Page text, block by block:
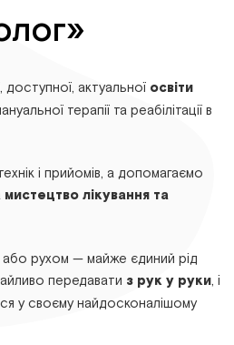
актуальної освіти
терапії та реабілітації в
і прийомів, а допомагаємо
мистецтво лікування та
або рухом — майже єдиний рід
передавати з рук у руки, і
у своєму найдосконалішому